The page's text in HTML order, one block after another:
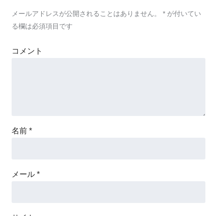
メールアドレスが公開されることはありません。 * が付いてい
る欄は必須項目です
コメント
名前 *
メール *